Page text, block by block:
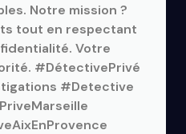
Notre mission ?
tout en respectant
Votre
#DétectivePrivé
#Detective